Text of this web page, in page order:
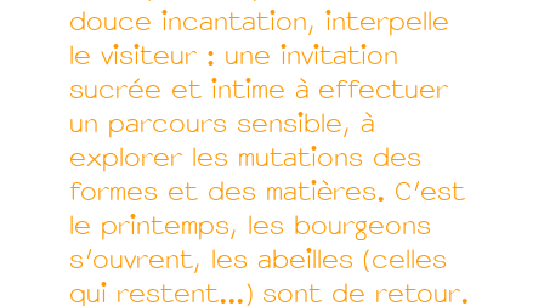
douce incantation, interpelle
le visiteur : une invitation
sucrée et intime à effectuer
un parcours sensible, à
explorer les mutations des
formes et des matières. C’est
le printemps, les bourgeons
s’ouvrent, les abeilles (celles
qui restent...) sont de retour.